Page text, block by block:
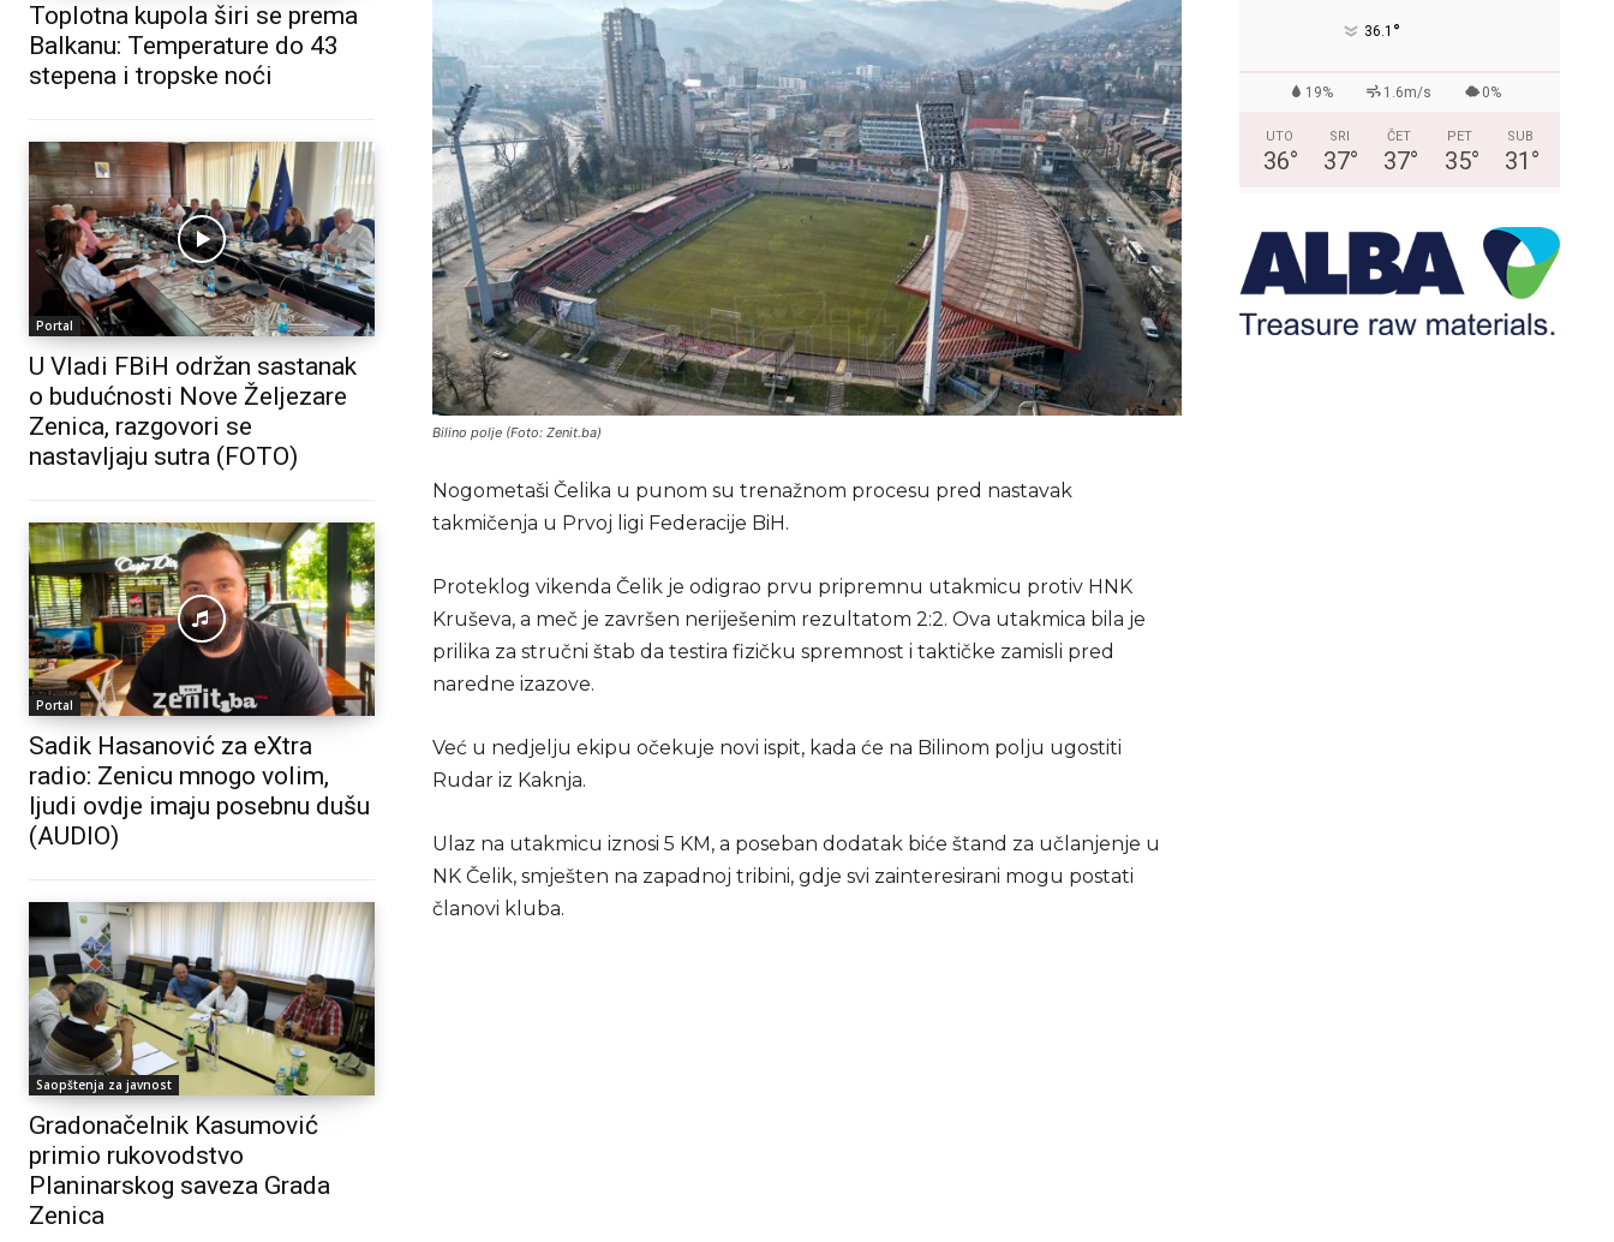
Toplotna kupola širi se prema
Balkanu: Temperature do 43
stepena i tropske noći
Portal
U Vladi FBiH održan sastanak
o budućnosti Nove Željezare
Zenica, razgovori se
nastavljaju sutra (FOTO)
Portal
Sadik Hasanović za eXtra
radio: Zenicu mnogo volim,
ljudi ovdje imaju posebnu dušu
(AUDIO)
Saopštenja za javnost
Gradonačelnik Kasumović
primio rukovodstvo
Planinarskog saveza Grada
Zenica
Bilino polje (Foto: Zenit.ba)
Nogometaši Čelika u punom su trenažnom procesu pred nastavak
takmičenja u Prvoj ligi Federacije BiH.
Proteklog vikenda Čelik je odigrao prvu pripremnu utakmicu protiv HNK
Kruševa, a meč je završen neriješenim rezultatom 2:2. Ova utakmica bila je
prilika za stručni štab da testira fizičku spremnost i taktičke zamisli pred
naredne izazove.
Već u nedjelju ekipu očekuje novi ispit, kada će na Bilinom polju ugostiti
Rudar iz Kaknja.
Ulaz na utakmicu iznosi 5 KM, a poseban dodatak biće štand za učlanjenje u
NK Čelik, smješten na zapadnoj tribini, gdje svi zainteresirani mogu postati
članovi kluba.
36.1 °
19% 1.6m/s 0%
UTO
36°
SRI
37°
ČET
37°
PET
35°
SUB
31 °